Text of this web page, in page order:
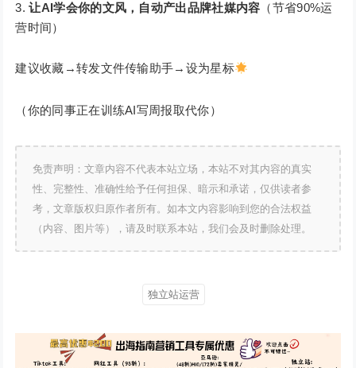
让AI学会你的文风，自动产出品牌社媒内容 （节省90%运
营时间）
建议收藏→转发文件传输助手→设为星标
（你的同事正在训练AI写周报取代你）
免责声明：文章内容不代表本站立场，本站不对其内容的真实
性、完整性、准确性给予任何担保、暗示和承诺，仅供读者参
考，文章版权归原作者所有。如本文内容影响到您的合法权益
（内容、图片等），请及时联系本站，我们会及时删除处理。
独立站运营